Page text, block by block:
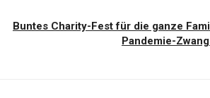
Buntes Charity-Fest für die ganze
Pandemie-